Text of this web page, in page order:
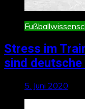
Stress im
sind deutsche
5. Juni 2020